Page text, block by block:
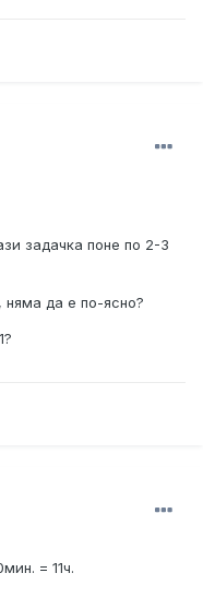
задачка поне по 2-3
да е по-ясно?
= 11ч.